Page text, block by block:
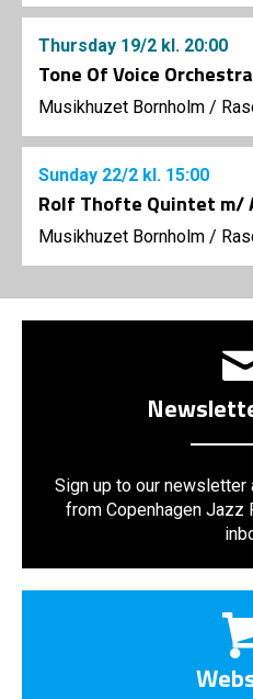
Thursday 19/2 kl. 20:00
Tone Of Voice Orchestra
Musikhuzet Bornholm /
Sunday 22/2 kl. 15:00
Rolf Thofte Quintet m/
Musikhuzet Bornholm /
Sign up to our
from Copenhagen Jazz